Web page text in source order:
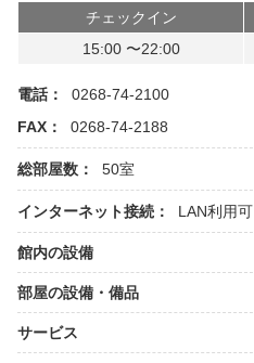
チェックイン
15:00 〜22:00
電話：
0268-74-2100
FAX：
0268-74-2188
総部屋数： 50室
インターネット接続： LAN利用可
館内の設備
部屋の設備・備品
サービス